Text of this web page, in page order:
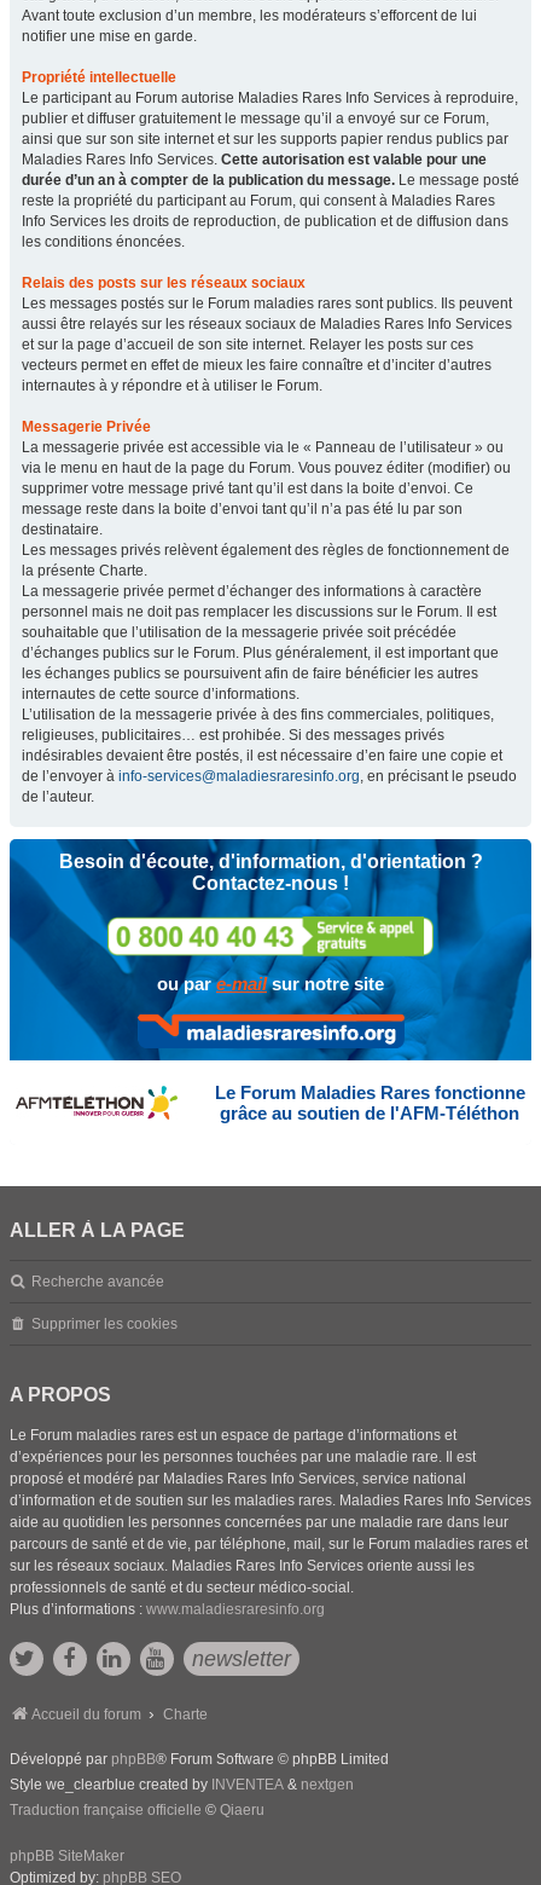
Avant toute exclusion d’un membre, les modérateurs s’efforcent de lui
notifier une mise en garde.
Propriété intellectuelle
Le participant au Forum autorise Maladies Rares Info Services à reproduire,
publier et diffuser gratuitement le message qu’il a envoyé sur ce Forum,
ainsi que sur son site internet et sur les supports papier rendus publics par
Maladies Rares Info Services. Cette autorisation est valable pour une
durée d’un an à compter de la publication du message. Le message posté
reste la propriété du participant au Forum, qui consent à Maladies Rares
Info Services les droits de reproduction, de publication et de diffusion dans
les conditions énoncées.
Relais des posts sur les réseaux sociaux
Les messages postés sur le Forum maladies rares sont publics. Ils peuvent
aussi être relayés sur les réseaux sociaux de Maladies Rares Info Services
et sur la page d’accueil de son site internet. Relayer les posts sur ces
vecteurs permet en effet de mieux les faire connaître et d’inciter d’autres
internautes à y répondre et à utiliser le Forum.
Messagerie Privée
La messagerie privée est accessible via le « Panneau de l’utilisateur » ou
via le menu en haut de la page du Forum. Vous pouvez éditer (modifier) ou
supprimer votre message privé tant qu’il est dans la boite d’envoi. Ce
message reste dans la boite d’envoi tant qu’il n’a pas été lu par son
destinataire.
Les messages privés relèvent également des règles de fonctionnement de
la présente Charte.
La messagerie privée permet d’échanger des informations à caractère
personnel mais ne doit pas remplacer les discussions sur le Forum. Il est
souhaitable que l’utilisation de la messagerie privée soit précédée
d’échanges publics sur le Forum. Plus généralement, il est important que
les échanges publics se poursuivent afin de faire bénéficier les autres
internautes de cette source d’informations.
L’utilisation de la messagerie privée à des fins commerciales, politiques,
religieuses, publicitaires… est prohibée. Si des messages privés
indésirables devaient être postés, il est nécessaire d’en faire une copie et
de l’envoyer à info-services@maladiesraresinfo.org, en précisant le pseudo
de l’auteur.
Besoin d'écoute, d'information, d'orientation ?
Contactez-nous !
ou pare-mailsur notre site
Le Forum Maladies Rares fonctionne
grâce au soutien de l'AFM-Téléthon
ALLER À LA PAGE
Recherche avancée
Supprimer les cookies
A PROPOS
Le Forum maladies rares est un espace de partage d’informations et
d’expériences pour les personnes touchées par une maladie rare. Il est
proposé et modéré par Maladies Rares Info Services, service national
d’information et de soutien sur les maladies rares. Maladies Rares Info Services
aide au quotidien les personnes concernées par une maladie rare dans leur
parcours de santé et de vie, par téléphone, mail, sur le Forum maladies rares et
sur les réseaux sociaux. Maladies Rares Info Services oriente aussi les
professionnels de santé et du secteur médico-social.
Plus d’informations : www.maladiesraresinfo.org
newsletter
Accueil du forum Charte
Développé par phpBB® Forum Software © phpBB Limited
Style we_clearblue created by INVENTEA & nextgen
Traduction française officielle © Qiaeru
phpBB SiteMaker
Optimized by: phpBB SEO